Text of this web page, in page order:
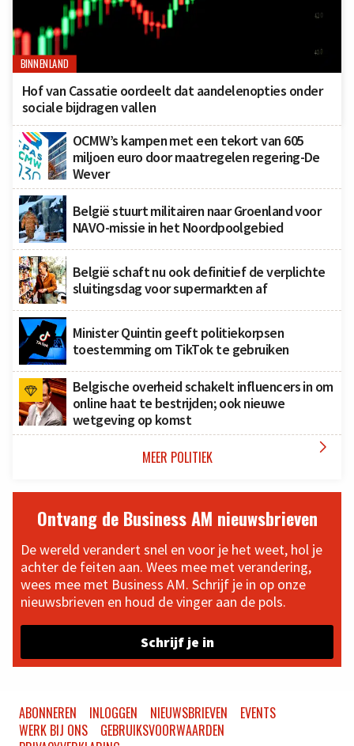
BINNENLAND
Hof van Cassatie oordeelt dat aandelenopties onder
sociale bijdragen vallen
OCMW’s kampen met een tekort van 605
miljoen euro door maatregelen regering-De
Wever
België stuurt militairen naar Groenland voor
NAVO-missie in het Noordpoolgebied
België schaft nu ook definitief de verplichte
sluitingsdag voor supermarkten af
Minister Quintin geeft politiekorpsen
toestemming om TikTok te gebruiken
Belgische overheid schakelt influencers in om
online haat te bestrijden; ook nieuwe
wetgeving op komst
MEER POLITIEK 
Ontvang de Business AM nieuwsbrieven
De wereld verandert snel en voor je het weet, hol je
achter de feiten aan. Wees mee met verandering,
wees mee met Business AM. Schrijf je in op onze
nieuwsbrieven en houd de vinger aan de pols.
Schrijf je in
ABONNEREN INLOGGEN NIEUWSBRIEVEN
EVENTS
WERK BIJ ONS
GEBRUIKSVOORWAARDEN